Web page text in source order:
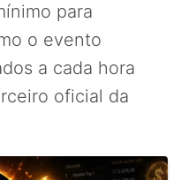
para
o evento
a cada hora
oficial da